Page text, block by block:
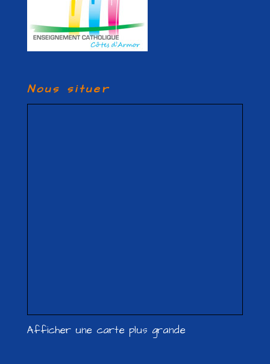
Nous situer
Afficher une carte plus grande